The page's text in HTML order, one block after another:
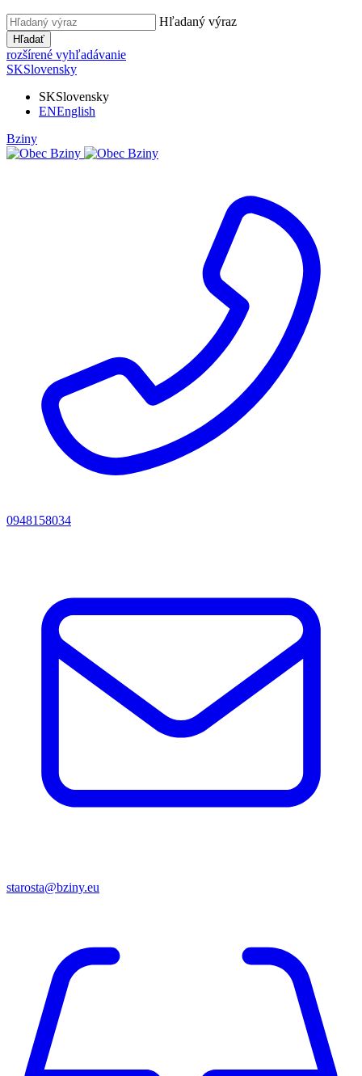
Hľadaný výraz
Hľadať
rozšírené vyhľadávanie
SKSlovensky
SKSlovensky
ENEnglish
Bziny
0948158034
starosta@bziny.eu